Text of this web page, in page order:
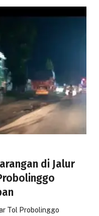
di Jalur
Tol Probolinggo